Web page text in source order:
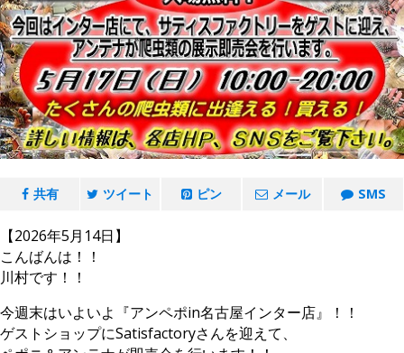
共有 ツイート ピン メール SMS
【2026年5月14日】
こんばんは！！
川村です！！
今週末はいよいよ『アンペポin名古屋インター店』！！
ゲストショップにSatisfactoryさんを迎えて、